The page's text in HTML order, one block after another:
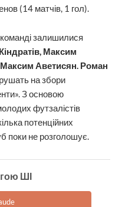
(14 матчів, 1 гол).
залишилися
Максим
Максим Аветисян. Роман
на збори
З основою
футзалістів
потенційних
поки не розголошує.
ШІ